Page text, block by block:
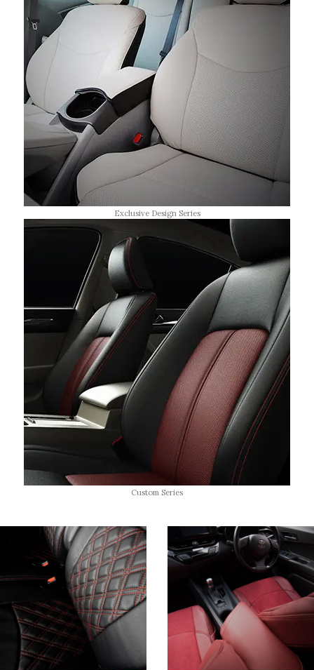
Exclusive Design Series
Custom Series